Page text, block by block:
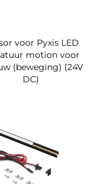
voor Pyxis LED
motion voor
(beweging) (24V
DC)